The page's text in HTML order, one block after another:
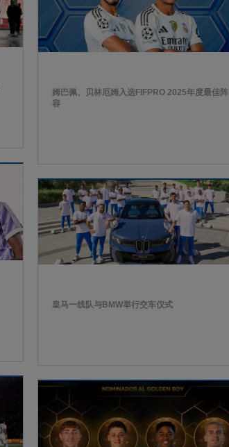
姆巴佩、贝林厄姆入选FIFPRO 2025年度最佳阵
容
皇马一线队与BMW举行交车仪式